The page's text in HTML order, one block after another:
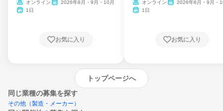
ム
オンライン
2026年8月・9月・10月
1日
お気に入り
オンライン
2026年8月・9月・
1日
お気に入り
トップページへ
同じ業種の募集を探す
その他（製造・メーカー）